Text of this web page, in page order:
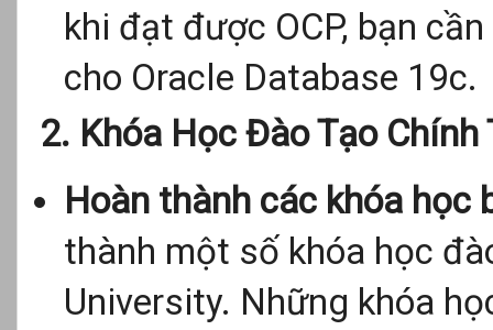
khi đạt được OCP, bạn
cho Oracle Database 19c.
2. Khóa Học Đào Tạo Chính
Hoàn thành các khóa học
thành một số khóa học
University. Những khóa